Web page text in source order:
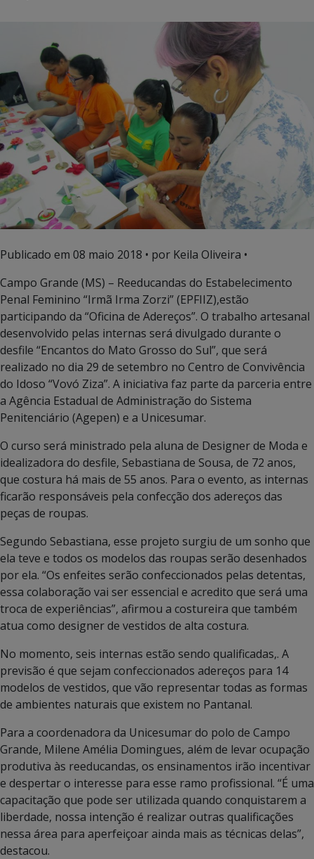
Publicado em 08 maio 2018 • por Keila Oliveira •
Campo Grande (MS) – Reeducandas do Estabelecimento
Penal Feminino “Irmã Irma Zorzi” (EPFIIZ),estão
participando da “Oficina de Adereços”. O trabalho artesanal
desenvolvido pelas internas será divulgado durante o
desfile “Encantos do Mato Grosso do Sul”, que será
realizado no dia 29 de setembro no Centro de Convivência
do Idoso “Vovó Ziza”. A iniciativa faz parte da parceria entre
a Agência Estadual de Administração do Sistema
Penitenciário (Agepen) e a Unicesumar.
O curso será ministrado pela aluna de Designer de Moda e
idealizadora do desfile, Sebastiana de Sousa, de 72 anos,
que costura há mais de 55 anos. Para o evento, as internas
ficarão responsáveis pela confecção dos adereços das
peças de roupas.
Segundo Sebastiana, esse projeto surgiu de um sonho que
ela teve e todos os modelos das roupas serão desenhados
por ela. “Os enfeites serão confeccionados pelas detentas,
essa colaboração vai ser essencial e acredito que será uma
troca de experiências”, afirmou a costureira que também
atua como designer de vestidos de alta costura.
No momento, seis internas estão sendo qualificadas,. A
previsão é que sejam confeccionados adereços para 14
modelos de vestidos, que vão representar todas as formas
de ambientes naturais que existem no Pantanal.
Para a coordenadora da Unicesumar do polo de Campo
Grande, Milene Amélia Domingues, além de levar ocupação
produtiva às reeducandas, os ensinamentos irão incentivar
e despertar o interesse para esse ramo profissional. “É uma
capacitação que pode ser utilizada quando conquistarem a
liberdade, nossa intenção é realizar outras qualificações
nessa área para aperfeiçoar ainda mais as técnicas delas”,
destacou.